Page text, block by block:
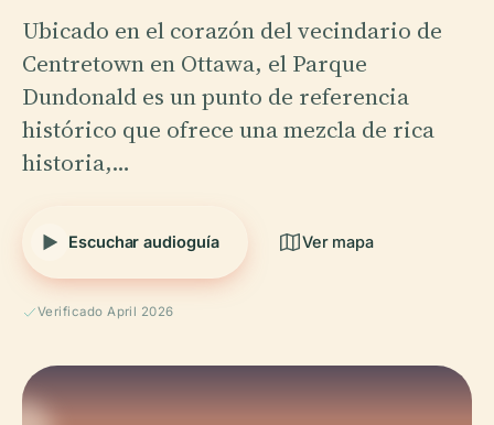
Ubicado en el corazón del vecindario de
Centretown en Ottawa, el Parque
Dundonald es un punto de referencia
histórico que ofrece una mezcla de rica
historia,…
Escuchar audioguía Ver mapa
Verificado April 2026